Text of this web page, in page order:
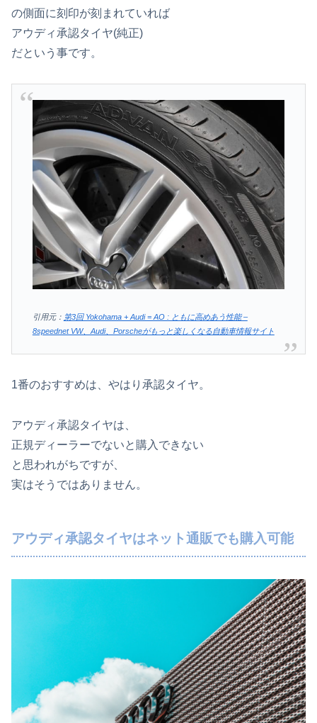
の側面に刻印が刻まれていれば
アウディ承認タイヤ(純正)
だという事です。
引用元： 第3回 Yokohama + Audi = AO : ともに高めあう性能 –
8speednet VW、Audi、Porscheがもっと楽しくなる自動車情報サイト
1番のおすすめは、やはり承認タイヤ。
アウディ承認タイヤは、
正規ディーラーでないと購入できない
と思われがちですが、
実はそうではありません。
アウディ承認タイヤはネット通販でも購入可能